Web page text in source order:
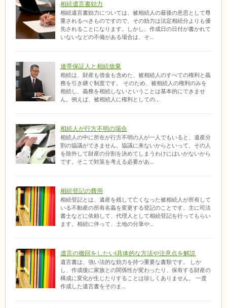
相続遺言書効力
相続遺言書効力については、被相続人の最後の意思として尊
重されるべきものですので、その効力は法定相続分よりも優
先されることになります。しかし、作成日の日付が書かれて
いないなどの不備がある場合は、そ...
連帯保証人と相続放棄
相続は、財産も借金も含めた、被相続人のすべての権利と義
務を引き継ぐ制度です。 そのため、被相続人の権利のみを
相続し、義務を相続しないということは基本的にできませ
ん。例えば、被相続人に権利としての...
相続人が行方不明の場合
相続人の中に所在が行方不明の人が一人でもいると、遺産分
割の協議ができません。協議に来ないからといって、その人
を除外して財産の分割を決めてしまうわけにはいかないから
です。そこで対策を考える必要があ...
相続登記の費用
相続登記とは、遺産を残して亡くなった被相続人が所有して
いる不動産の所有名義を変更する登記のことです。主に司法
書士などに依頼して、代理人として相続登記を行ってもらい
ます。相続に伴って、土地の分筆や...
遺言の撤回をしたい|具体的な方法や注意点を解説
遺言書は、強い法的な効力を持つ重要な書類です。 しか
し、作成後に家族との関係性が変わったり、保有する財産の
構成に変化が生じたりすることは珍しくありません。 一度
作成した遺言書をそのま...